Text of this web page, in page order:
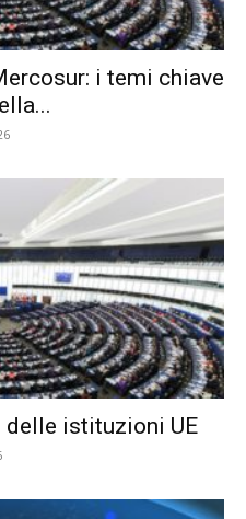
i temi chiave
delle istituzioni UE